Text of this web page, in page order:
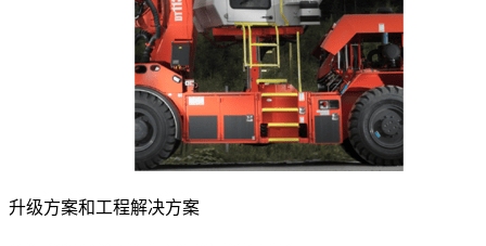
升级方案和工程解决方案